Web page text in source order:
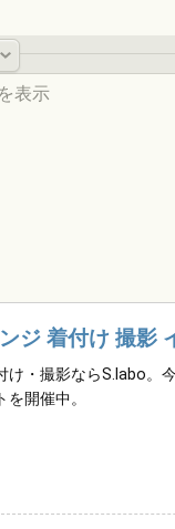
-
表示
ジ 着付け 撮影
・撮影ならS.labo。
開催中。